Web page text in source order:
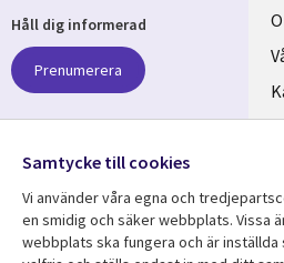
Håll dig informerad
Prenumerera
Följ oss
Social
Media
Samtycke till cookies
Vi använder våra egna och
en smidig och säker webbplats. Vissa
webbplats ska fungera och är inställda